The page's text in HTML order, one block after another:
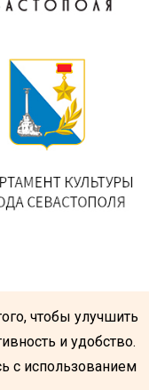
чтобы улучшить
и удобство.
с использованием